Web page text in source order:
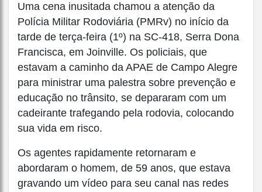
Uma cena inusitada chamou a atenção da
Polícia Militar Rodoviária (PMRv) no início da
tarde de terça-feira (1º) na SC-418, Serra Dona
Francisca, em Joinville. Os policiais, que
estavam a caminho da APAE de Campo Alegre
para ministrar uma palestra sobre prevenção e
educação no trânsito, se depararam com um
cadeirante trafegando pela rodovia, colocando
sua vida em risco.
Os agentes rapidamente retornaram e
abordaram o homem, de 59 anos, que estava
gravando um vídeo para seu canal nas redes